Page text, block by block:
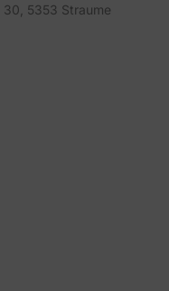
30, 5353 Straume